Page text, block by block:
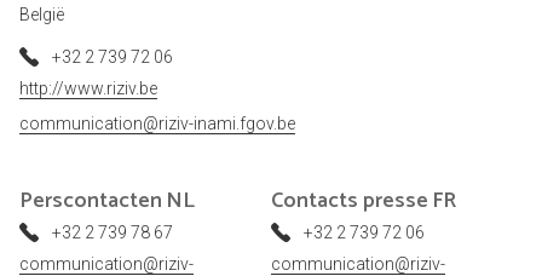
België
+32 2 739 72 06
http://www.riziv.be
communication@riziv-inami.fgov.be
Perscontacten NL
+32 2 739 78 67
communication@riziv-
Contacts presse FR
+32 2 739 72 06
communication@riziv-